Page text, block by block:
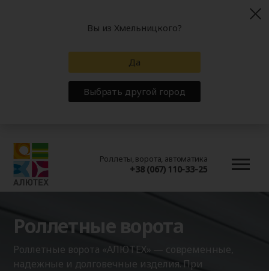
Роллеты, ворота, автоматика
+38 (067) 110-33-25
Роллетные ворота
Роллетные ворота «АЛЮТЕХ» — современные,
надежные и долговечные изделия. При
Вы из Хмельницкого?
Да
Выбрать другой город